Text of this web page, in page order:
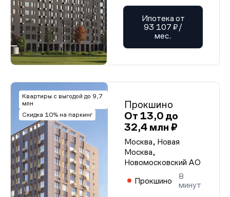
Ипотека от
93 107 ₽/
мес.
Квартиры с выгодой до 9,7
млн
Скидка 10% на паркинг
Прокшино
От 13,0 до
32,4 млн ₽
Москва, Новая
Москва,
Новомосковский АО
Прокшино
8
минут